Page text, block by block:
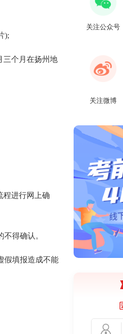
);
三个月在扬州地
程进行网上确
得确认。
假填报造成不能
关注公众号
关注微博